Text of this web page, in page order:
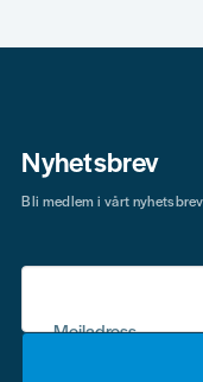
Nyhetsbrev
Mejladress
Bli medlem i vårt